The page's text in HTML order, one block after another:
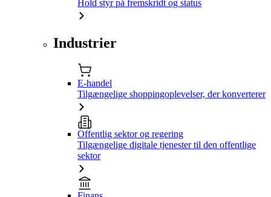
Hold styr på fremskridt og status
Industrier
E-handel
Tilgængelige shoppingoplevelser, der konverterer
Offentlig sektor og regering
Tilgængelige digitale tjenester til den offentlige
sektor